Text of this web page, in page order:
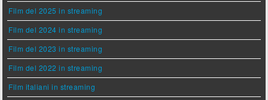
Film del 2025 in streaming
Film del 2024 in streaming
Film del 2023 in streaming
Film del 2022 in streaming
Film italiani in streaming